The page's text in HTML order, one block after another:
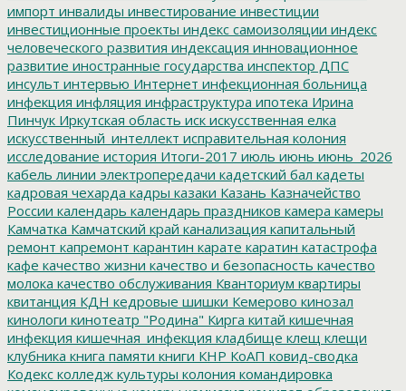
импорт инвалиды инвестирование инвестиции
инвестиционные проекты индекс самоизоляции индекс
человеческого развития индексация инновационное
развитие иностранные государства инспектор ДПС
инсульт интервью Интернет инфекционная больница
инфекция инфляция инфраструктура ипотека Ирина
Пинчук Иркутская область иск искусственная елка
искусственный_интеллект исправительная колония
исследование история Итоги-2017 июль июнь июнь_2026
кабель линии электропередачи кадетский бал кадеты
кадровая чехарда кадры казаки Казань Казначейство
России календарь календарь праздников камера камеры
Камчатка Камчатский край канализация капитальный
ремонт капремонт карантин карате каратин катастрофа
кафе качество жизни качество и безопасность качество
молока качество обслуживания Кванториум квартиры
квитанция КДН кедровые шишки Кемерово кинозал
кинологи кинотеатр "Родина" Кирга китай кишечная
инфекция кишечная_инфекция кладбище клещ клещи
клубника книга памяти книги КНР КоАП ковид-сводка
Кодекс колледж культуры колония командировка